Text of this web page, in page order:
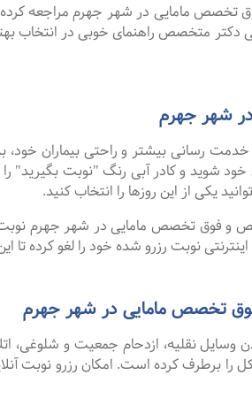
تخصص مامایی در شهر جهرم مراجعه کرده
دکتر متخصص راهنمای خوبی در
شهر جهرم
رسانی بیشتر و راحتی بیماران خود،
شوید و کادر آبی رنگ "نوبت بگیرید"
یکی از این روزها را انتخاب کنید.
از متخصص و فوق تخصص مامایی در شهر
نوبت رزرو شده خود را لغو کرده تا
تخصص مامایی در شهر جهرم
وسایل نقلیه، ازدحام جمعیت و